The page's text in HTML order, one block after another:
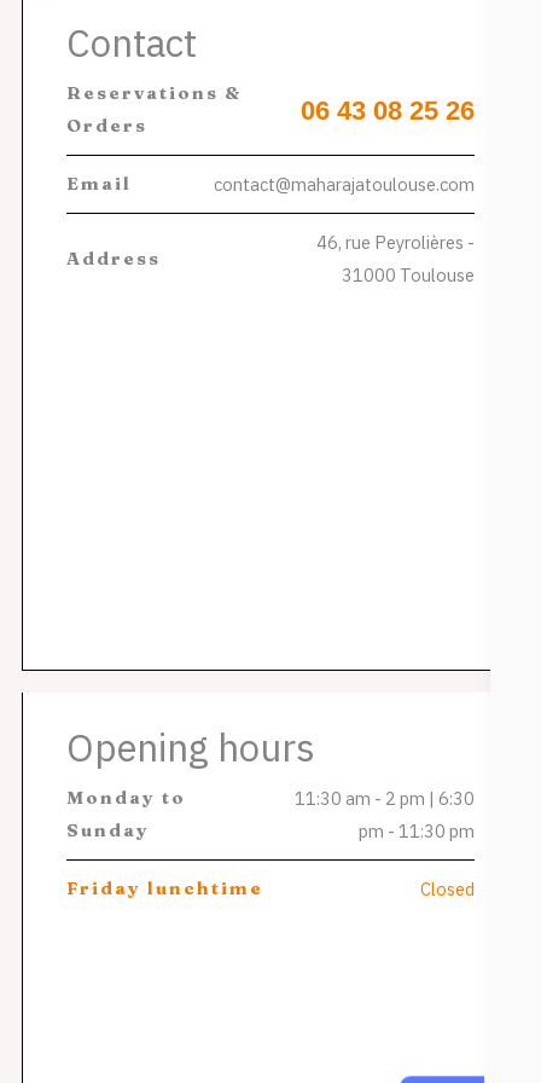
Contact
Reservations &
Orders
06 43 08 25 26
Email contact@maharajatoulouse.com
Address
46, rue Peyrolières -
31000 Toulouse
Opening hours
Monday to
Sunday
11:30 am - 2 pm | 6:30
pm - 11:30 pm
Friday lunchtime Closed